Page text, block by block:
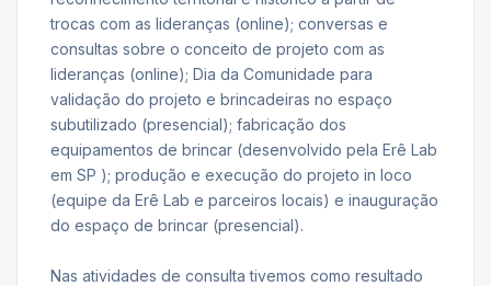
trocas com as lideranças (online); conversas e
consultas sobre o conceito de projeto com as
lideranças (online); Dia da Comunidade para
validação do projeto e brincadeiras no espaço
subutilizado (presencial); fabricação dos
equipamentos de brincar (desenvolvido pela Erê Lab
em SP ); produção e execução do projeto in loco
(equipe da Erê Lab e parceiros locais) e inauguração
do espaço de brincar (presencial).
Nas atividades de consulta tivemos como resultado